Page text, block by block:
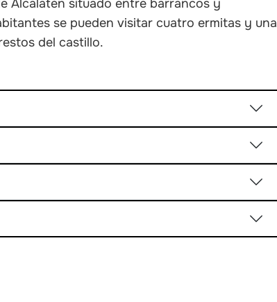
Alcalatén situado entre barrancos y
se pueden visitar cuatro ermitas y una
del castillo.